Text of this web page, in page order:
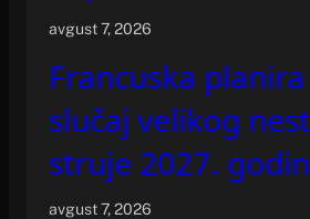
avgust 7, 2026
Francuska
slučaj velikog
struje 2027.
avgust 7, 2026